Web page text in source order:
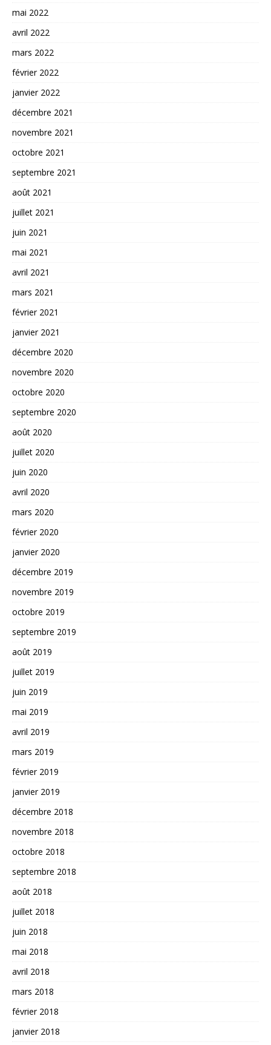
mai 2022
avril 2022
mars 2022
février 2022
janvier 2022
décembre 2021
novembre 2021
octobre 2021
septembre 2021
août 2021
juillet 2021
juin 2021
mai 2021
avril 2021
mars 2021
février 2021
janvier 2021
décembre 2020
novembre 2020
octobre 2020
septembre 2020
août 2020
juillet 2020
juin 2020
avril 2020
mars 2020
février 2020
janvier 2020
décembre 2019
novembre 2019
octobre 2019
septembre 2019
août 2019
juillet 2019
juin 2019
mai 2019
avril 2019
mars 2019
février 2019
janvier 2019
décembre 2018
novembre 2018
octobre 2018
septembre 2018
août 2018
juillet 2018
juin 2018
mai 2018
avril 2018
mars 2018
février 2018
janvier 2018